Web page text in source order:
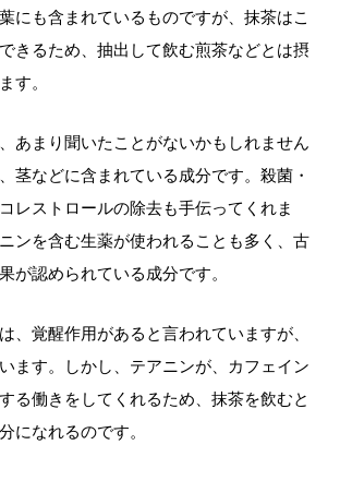
にも含まれているものですが、抹茶はこ
きるため、抽出して飲む煎茶などとは摂
す。
あまり聞いたことがないかもしれません
茎などに含まれている成分です。殺菌・
レストロールの除去も手伝ってくれま
ンを含む生薬が使われることも多く、古
が認められている成分です。
、覚醒作用があると言われていますが、
ます。しかし、テアニンが、カフェイン
る働きをしてくれるため、抹茶を飲むと
になれるのです。